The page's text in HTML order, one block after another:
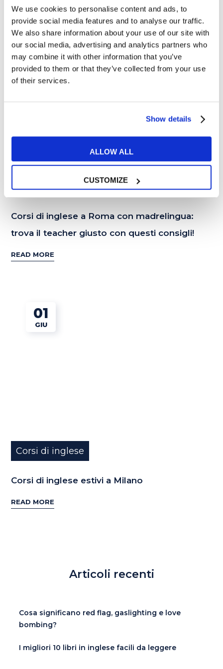
We use cookies to personalise content and ads, to
provide social media features and to analyse our traffic.
We also share information about your use of our site with
our social media, advertising and analytics partners who
may combine it with other information that you’ve
provided to them or that they’ve collected from your use
of their services.
Show details
ALLOW ALL
CUSTOMIZE
01
FEB
Corsi di inglese
Corsi di inglese a Roma con madrelingua:
trova il teacher giusto con questi consigli!
READ MORE
01
GIU
Corsi di inglese
Corsi di inglese estivi a Milano
READ MORE
Articoli recenti
Cosa significano red flag, gaslighting e love
bombing?
I migliori 10 libri in inglese facili da leggere